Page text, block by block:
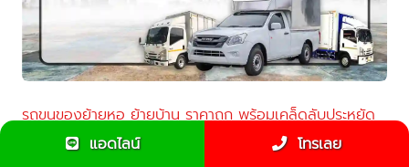
รถขนของย้ายหอ ย้ายบ้าน ราคาถูก พร้อมเคล็ดลับประหยัด
ค่าใช้จ่ายแอดไลน์ โทรเลย